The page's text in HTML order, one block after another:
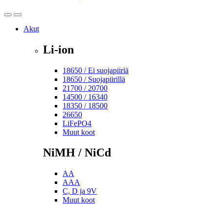
OpenClose
Akut
Li-ion
18650 / Ei suojapiiriä
18650 / Suojapiirillä
21700 / 20700
14500 / 16340
18350 / 18500
26650
LiFePO4
Muut koot
NiMH / NiCd
AA
AAA
C, D ja 9V
Muut koot